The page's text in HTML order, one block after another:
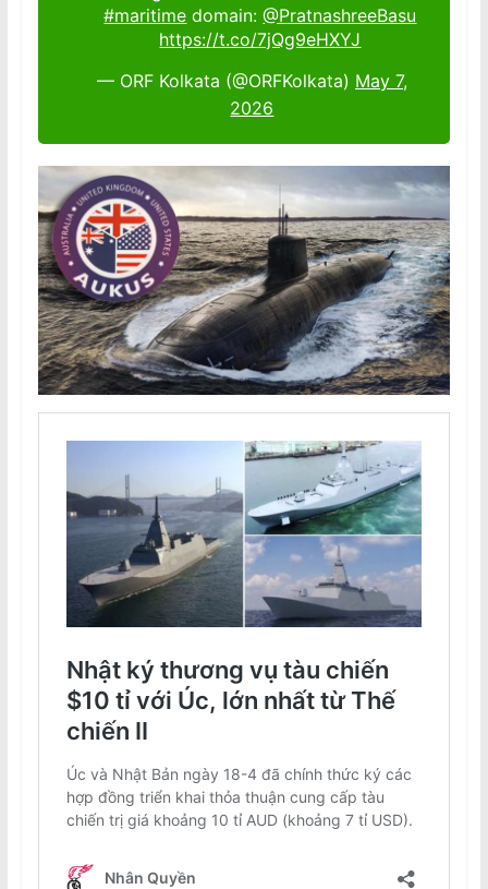
#maritime domain:@PratnashreeBasu
https://t.co/7jQg9eHXYJ
— ORF Kolkata (@ORFKolkata) May 7,
2026